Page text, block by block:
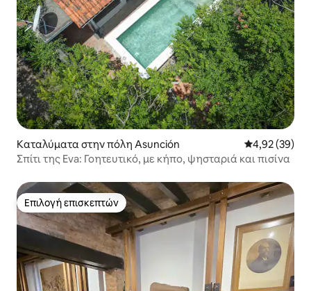
Καταλύματα στην πόλη Asunción Μέση
4,92 (39)
Σπίτι της Eva: Γοητευτικό, με κήπο, ψησταριά και πισίνα
Επιλογή επισκεπτών
Επιλογή επισκεπτών